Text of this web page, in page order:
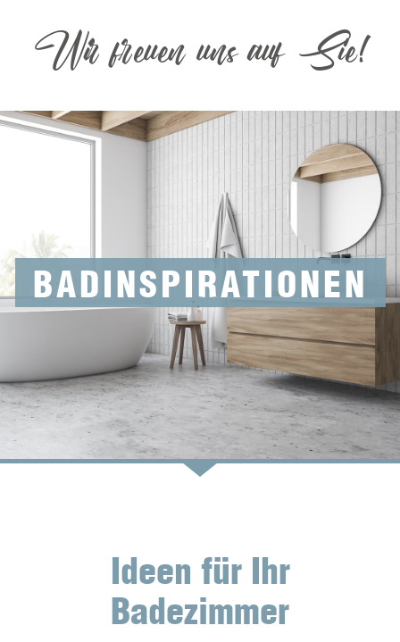
Wir freuen uns auf Sie!
BAD­INSPIRATIONEN
Ideen für Ihr
Badezimmer